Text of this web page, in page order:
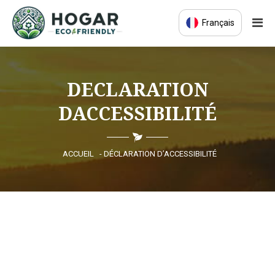
Français
ÉCO-ÉDUCATION
PRODUITS DURABLES
COMMUNAUTÉ ÉCO
DECLARATION
DACCESSIBILITÉ
ACCUEIL - DÉCLARATION D’ACCESSIBILITÉ